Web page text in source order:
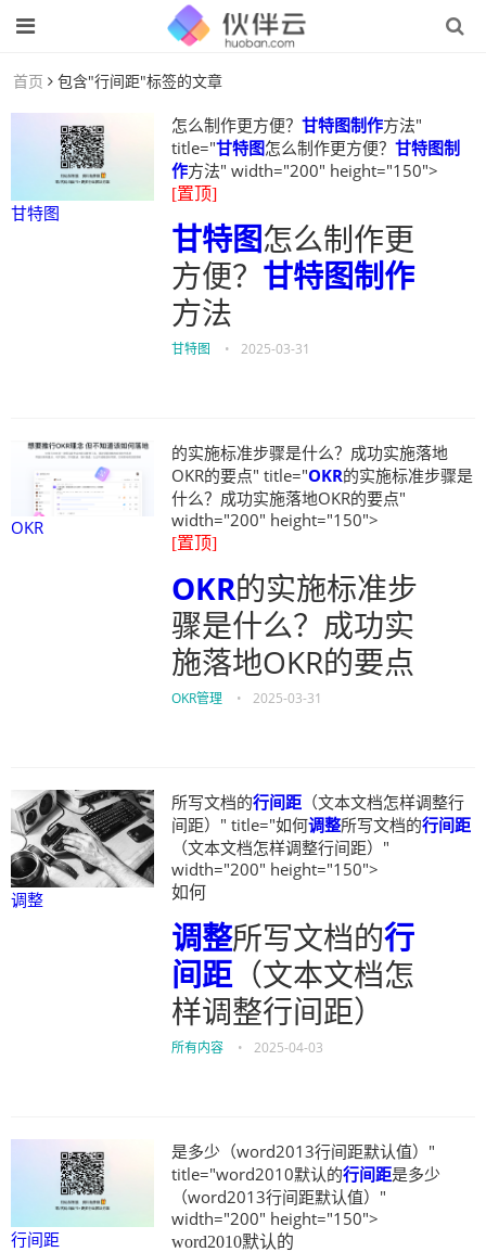
首页 包含"行间距"标签的文章
甘特图
怎么制作更方便？ 甘特图制作方法"
title="甘特图怎么制作更方便？ 甘特图制
作方法" width="200" height="150">
[置顶]
甘特图怎么制作更
方便？ 甘特图制作
方法
甘特图 • 2025-03-31
OKR
的实施标准步骤是什么？成功实施落地
OKR的要点" title="OKR的实施标准步骤是
什么？成功实施落地OKR的要点"
width="200" height="150">
[置顶]
OKR的实施标准步
骤是什么？成功实
施落地OKR的要点
OKR管理 • 2025-03-31
调整
所写文档的行间距 （文本文档怎样调整行
间距）" title="如何调整所写文档的行间距
（文本文档怎样调整行间距）"
width="200" height="150">
如何
调整所写文档的行
间距（文本文档怎
样调整行间距）
所有内容 • 2025-04-03
行间距
是多少（word2013行间距默认值）"
title="word2010默认的行间距是多少
（word2013行间距默认值）"
width="200" height="150">
word2010默认的